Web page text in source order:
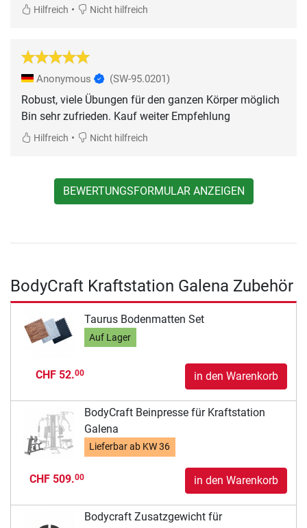
Hilfreich • Nicht hilfreich
Anonymous (SW-95.0201)
Robust, viele Übungen für den ganzen Körper möglich
Bin sehr zufrieden. Kauf weiter Empfehlung
Hilfreich • Nicht hilfreich
BEWERTUNGSFORMULAR ANZEIGEN
BodyCraft Kraftstation Galena Zubehör
Taurus Bodenmatten Set
Auf Lager
CHF 52.00 in den Warenkorb
BodyCraft Beinpresse für Kraftstation
Galena
Lieferbar ab KW 36
CHF 509.00 in den Warenkorb
Bodycraft Zusatzgewicht für